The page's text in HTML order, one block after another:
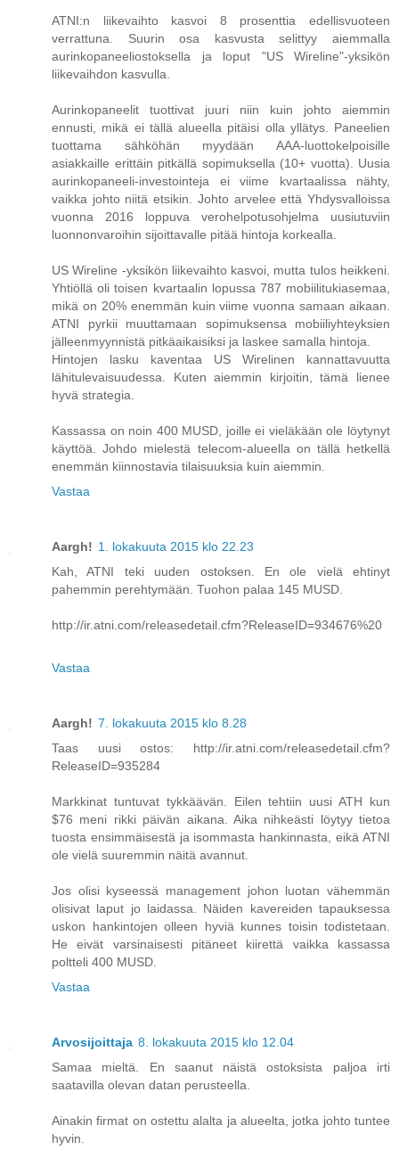
ATNI:n liikevaihto kasvoi 8 prosenttia edellisvuoteen
verrattuna. Suurin osa kasvusta selittyy aiemmalla
aurinkopaneeliostoksella ja loput "US Wireline"-yksikön
liikevaihdon kasvulla.
Aurinkopaneelit tuottivat juuri niin kuin johto aiemmin
ennusti, mikä ei tällä alueella pitäisi olla yllätys. Paneelien
tuottama sähköhän myydään AAA-luottokelpoisille
asiakkaille erittäin pitkällä sopimuksella (10+ vuotta). Uusia
aurinkopaneeli-investointeja ei viime kvartaalissa nähty,
vaikka johto niitä etsikin. Johto arvelee että Yhdysvalloissa
vuonna 2016 loppuva verohelpotusohjelma uusiutuviin
luonnonvaroihin sijoittavalle pitää hintoja korkealla.
US Wireline -yksikön liikevaihto kasvoi, mutta tulos heikkeni.
Yhtiöllä oli toisen kvartaalin lopussa 787 mobiilitukiasemaa,
mikä on 20% enemmän kuin viime vuonna samaan aikaan.
ATNI pyrkii muuttamaan sopimuksensa mobiiliyhteyksien
jälleenmyynnistä pitkäaikaisiksi ja laskee samalla hintoja.
Hintojen lasku kaventaa US Wirelinen kannattavuutta
lähitulevaisuudessa. Kuten aiemmin kirjoitin, tämä lienee
hyvä strategia.
Kassassa on noin 400 MUSD, joille ei vieläkään ole löytynyt
käyttöä. Johdo mielestä telecom-alueella on tällä hetkellä
enemmän kiinnostavia tilaisuuksia kuin aiemmin.
Vastaa
Aargh! 1. lokakuuta 2015 klo 22.23
Kah, ATNI teki uuden ostoksen. En ole vielä ehtinyt
pahemmin perehtymään. Tuohon palaa 145 MUSD.
http://ir.atni.com/releasedetail.cfm?ReleaseID=934676%20
Vastaa
Aargh! 7. lokakuuta 2015 klo 8.28
Taas uusi ostos: http://ir.atni.com/releasedetail.cfm?
ReleaseID=935284
Markkinat tuntuvat tykkäävän. Eilen tehtiin uusi ATH kun
$76 meni rikki päivän aikana. Aika nihkeästi löytyy tietoa
tuosta ensimmäisestä ja isommasta hankinnasta, eikä ATNI
ole vielä suuremmin näitä avannut.
Jos olisi kyseessä management johon luotan vähemmän
olisivat laput jo laidassa. Näiden kavereiden tapauksessa
uskon hankintojen olleen hyviä kunnes toisin todistetaan.
He eivät varsinaisesti pitäneet kiirettä vaikka kassassa
poltteli 400 MUSD.
Vastaa
Arvosijoittaja 8. lokakuuta 2015 klo 12.04
Samaa mieltä. En saanut näistä ostoksista paljoa irti
saatavilla olevan datan perusteella.
Ainakin firmat on ostettu alalta ja alueelta, jotka johto tuntee
hyvin.